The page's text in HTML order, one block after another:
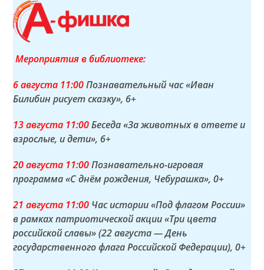
Мероприятия в библиотеке:
6 августа 11:00Познавательный час «Иван
Билибин рисует сказку», 6+
13 августа 11:00Беседа «За животных в ответе и
взрослые, и дети», 6+
20 августа 11:00Познавательно-игровая
программа «С днём рождения, Чебурашка», 0+
21 августа 11:00 Час истории «Под флагом России»
в рамках патриотической акции «Три цвета
российской славы» (22 августа — День
государственного флага Российской Федерации), 0+